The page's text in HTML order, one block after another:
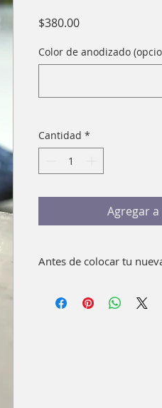
$380.00Precio
Color de anodizado
Cantidad *
Agregar
Antes de colocar tu
pieza. Como